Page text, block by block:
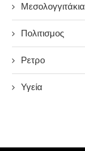
Μεσολογγιτάκια
Πολιτισμος
Ρετρο
Υγεία